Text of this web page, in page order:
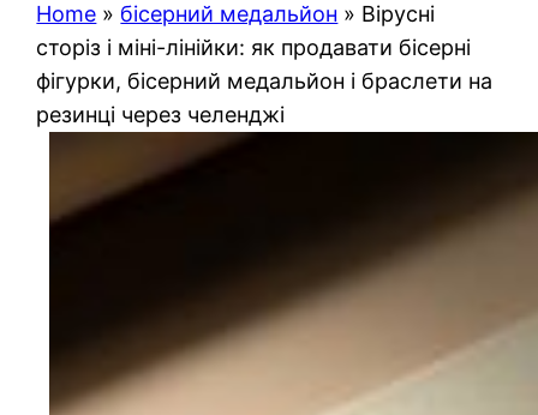
Home » бісерний медальйон » Вірусні
сторіз і міні-лінійки: як продавати бісерні
фігурки, бісерний медальйон і браслети на
резинці через челенджі